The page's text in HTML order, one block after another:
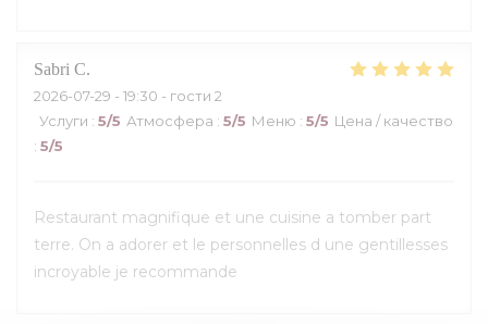
Sabri C
2026-07-29 - 19:30 - гости 2
Услуги : 5/5 Атмосфера : 5/5 Меню : 5/5 Цена / качество
: 5/5
Restaurant magnifique et une cuisine a tomber part
terre. On a adorer et le personnelles d une gentillesses
incroyable je recommande